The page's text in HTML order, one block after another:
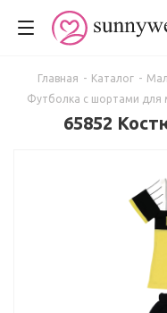
Главная - Каталог -
Футболка с шортами для
65852